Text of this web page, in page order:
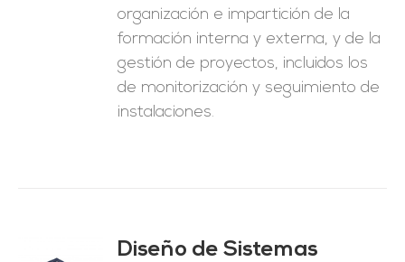
organización e impartición de la
formación interna y externa, y de la
gestión de proyectos, incluidos los
de monitorización y seguimiento de
instalaciones.
Diseño de Sistemas